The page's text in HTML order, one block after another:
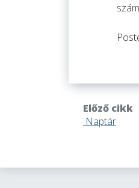
Előző cikk
Naptár